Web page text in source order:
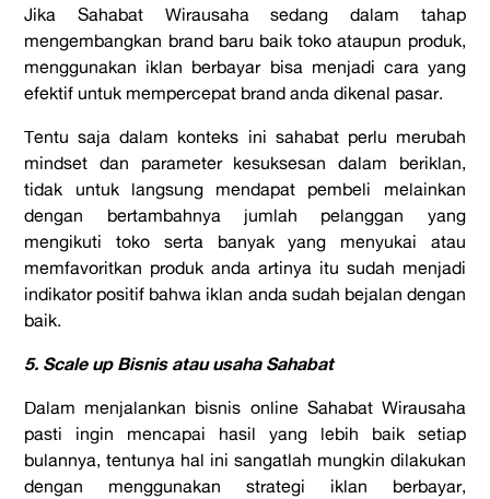
Jika Sahabat Wirausaha sedang dalam tahap
mengembangkan brand baru baik toko ataupun produk,
menggunakan iklan berbayar bisa menjadi cara yang
efektif untuk mempercepat brand anda dikenal pasar.
Tentu saja dalam konteks ini sahabat perlu merubah
mindset dan parameter kesuksesan dalam beriklan,
tidak untuk langsung mendapat pembeli melainkan
dengan bertambahnya jumlah pelanggan yang
mengikuti toko serta banyak yang menyukai atau
memfavoritkan produk anda artinya itu sudah menjadi
indikator positif bahwa iklan anda sudah bejalan dengan
baik.
5. Scale up Bisnis atau usaha Sahabat
Dalam menjalankan bisnis online Sahabat Wirausaha
pasti ingin mencapai hasil yang lebih baik setiap
bulannya, tentunya hal ini sangatlah mungkin dilakukan
dengan menggunakan strategi iklan berbayar,